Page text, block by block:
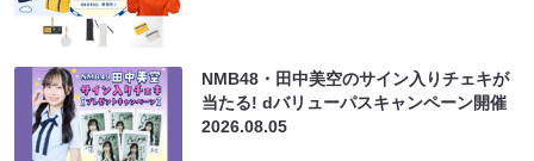
NMB48・田中美空のサイン入りチェキが
当たる! dバリューパスキャンペーン開催
2026.08.05